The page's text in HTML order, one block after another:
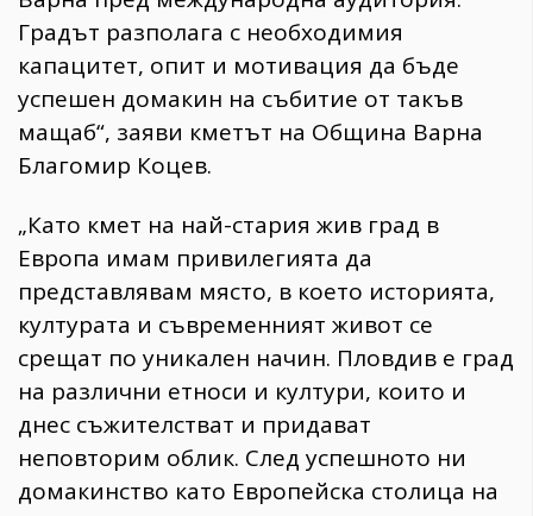
Градът разполага с необходимия
капацитет, опит и мотивация да бъде
успешен домакин на събитие от такъв
мащаб“, заяви кметът на Община Варна
Благомир Коцев.
„Като кмет на най-стария жив град в
Европа имам привилегията да
представлявам място, в което историята,
културата и съвременният живот се
срещат по уникален начин. Пловдив е град
на различни етноси и култури, които и
днес съжителстват и придават
неповторим облик. След успешното ни
домакинство като Европейска столица на